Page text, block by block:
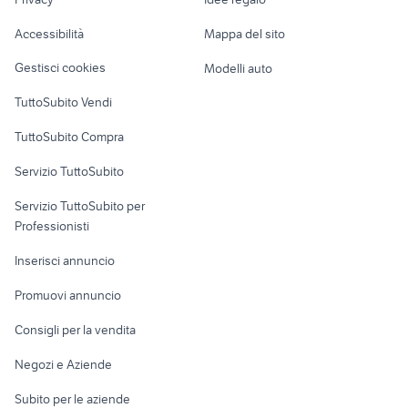
Umbria
toyota rav4 alfa romeo tonale
Loft, mansarde e
Informatica
Console e
Fotografia
Telefonia
Accessibilità
Gestisci cookies
TuttoSubito Vendi
TuttoSubito Compra
Servizio TuttoSubito
Servizio TuttoSubito per
Professionisti
Inserisci annuncio
Promuovi annuncio
Consigli per la vendita
Negozi e Aziende
Subito per le aziende
Mappa del sito
Modelli auto